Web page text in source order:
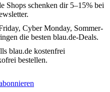
Shops schenken dir 5–15% bei
Cyber Monday, Sommer-
die besten blau.de-Deals.
blau.de kostenfrei
bestellen.